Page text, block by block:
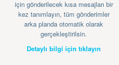
için gönderilecek kısa mesajları bir
kez tanımlayın, tüm gönderimler
arka planda otomatik olarak
gerçekleştirilsin.
Detaylı bilgi için tıklayın